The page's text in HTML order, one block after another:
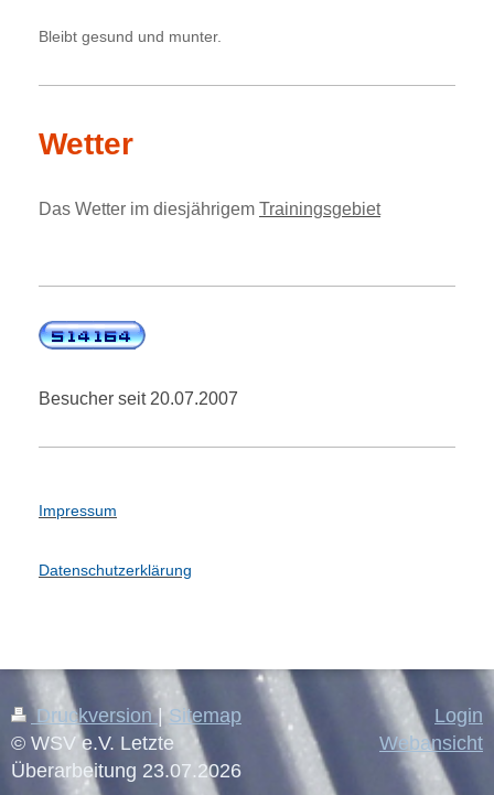
Bleibt gesund und munter.
Wetter
Das Wetter im diesjährigem Trainingsgebiet
Besucher seit 20.07.2007
Impressum
Datenschutzerklärung
Druckversion | Sitemap
© WSV e.V. Letzte
Überarbeitung 23.07.2026
Login
Webansicht